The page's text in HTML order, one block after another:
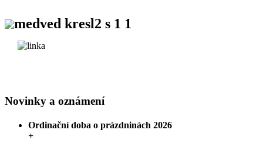
Novinky a oznámení
Ordinační doba o prázdninách 2026
+